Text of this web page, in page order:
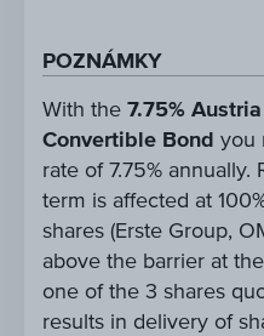
POZNÁMKY
With the 7.75%
Convertible Bond you
rate of 7.75%
term is affected at
shares (Erste Group,
above the barrier at
one of the 3 shares
results in delivery of